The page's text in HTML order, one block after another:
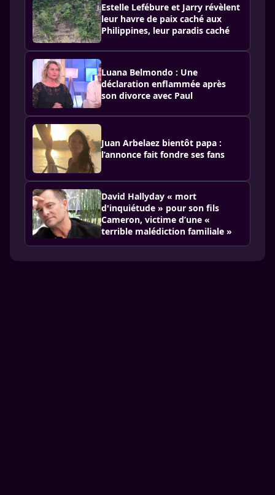
Estelle Lefébure et Jarry révèlent
leur havre de paix caché aux
Philippines, leur paradis caché
Luana Belmondo : Une
déclaration enflammée après
son divorce avec Paul
Juan Arbelaez bientôt papa :
l’annonce fait fondre ses fans
David Hallyday « mort
d'inquiétude » pour son fils
Cameron, victime d’une «
terrible malédiction familiale »